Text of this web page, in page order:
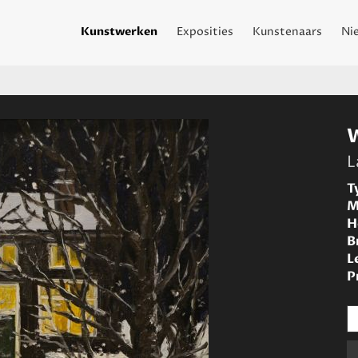
Kunstwerken Exposities Kunstenaars